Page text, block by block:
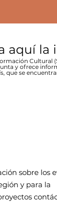
aquí
Cultural
y ofrece
que se
sobre los
y para la